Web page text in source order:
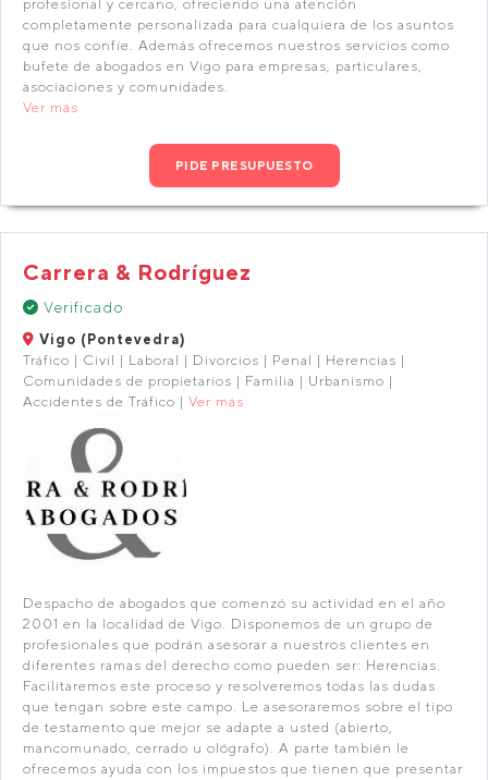
profesional y cercano, ofreciendo una atención
completamente personalizada para cualquiera de los asuntos
que nos confíe. Además ofrecemos nuestros servicios como
bufete de abogados en Vigo para empresas, particulares,
asociaciones y comunidades.
Ver más
PIDE PRESUPUESTO
Carrera & Rodríguez
Verificado
Vigo (Pontevedra)
Tráfico | Civil | Laboral | Divorcios | Penal | Herencias |
Comunidades de propietarios | Familia | Urbanismo |
Accidentes de Tráfico | Ver más
Despacho de abogados que comenzó su actividad en el año
2001 en la localidad de Vigo. Disponemos de un grupo de
profesionales que podrán asesorar a nuestros clientes en
diferentes ramas del derecho como pueden ser: Herencias.
Facilitaremos este proceso y resolveremos todas las dudas
que tengan sobre este campo. Le asesoraremos sobre el tipo
de testamento que mejor se adapte a usted (abierto,
mancomunado, cerrado u ológrafo). A parte también le
ofrecemos ayuda con los impuestos que tienen que presentar